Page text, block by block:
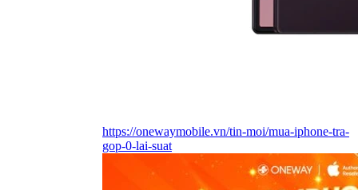
https://onewaymobile.vn/tin-moi/mua-iphone-tra-
gop-0-lai-suat